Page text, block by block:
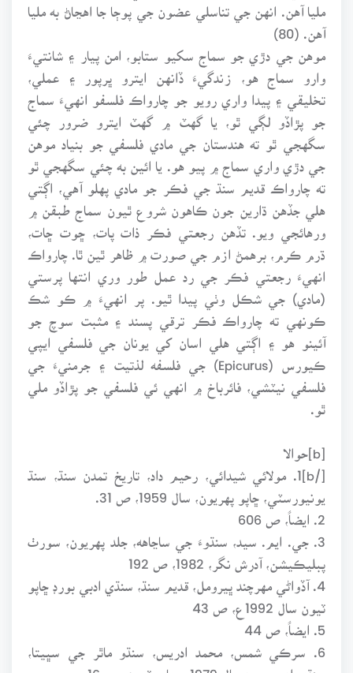
مليا آهن. انهن جي تناسلي عضون جي پوڄا جا اهڃاڻ به مليا
آهن. (80)
موهن جي دڙي جو سماج سکيو ستابو، امن پيار ۽ شانتيءَ
وارو سماج هو، زندگيءَ ڏانهن ايترو ڀرپور ۽ عملي،
تخليقي ۽ پيدا واري رويو جو چارواڪ فلسفو انهيءَ سماج
جو پڙاڏو لڳي ٿو، يا گهٽ ۾ گهٽ ايترو ضرور چئي
سگهجي ٿو ته هندستان جي مادي فلسفي جو بنياد موهن
جي دڙي واري سماج ۾ پيو هو. يا ائين به چئي سگهجي ٿو
ته چارواڪ قديم سنڌ جي فڪر جو مادي پهلو آهي، اڳتي
هلي جڏهن ڌارين جون ڪاهون شروع ٿيون سماج طبقن ۾
ورهائجي ويو. تڏهن رجعتي فڪر ذات پات، ڇوت ڇات،
ڌرم ڪرم، برهمڻ ازم جي صورت ۾ ظاهر ٿين ٿا. چارواڪ
انهيءَ رجعتي فڪر جي رد عمل طور وري انتها پرستي
(مادي) جي شڪل وٺي پيدا ٿيو. پر انهيءَ ۾ ڪو شڪ
ڪونهي ته چارواڪ فڪر ترقي پسند ۽ مثبت سوچ جو
آئينو هو ۽ اڳتي هلي اسان کي يونان جي فلسفي ايپي
ڪيورس (Epicurus) جي فلسفه لذتيت ۽ جرمنيءَ جي
فلسفي نيٽشي، فائرباخ ۾ انهي ئي فلسفي جو پڙاڏو ملي
[b]حوالا
[/b]1. مولائي شيدائي، رحيم داد، تاريخ تمدن سنڌ، سنڌ
يونيورسٽي، ڇاپو پهريون، سال 1959، ص 31.
3. جي. ايم. سيد، سنڌوءَ جي ساڃاهه، جلد پهريون، سورٺ
پبليڪيشن، آدرش نگر، 1982، ص 192
4. آڏواڻي مهرچند ڀيرومل، قديم سنڌ، سنڌي ادبي بورڊ ڇاپو
ٽيون سال 1992ع، ص 43
6. سرڪي شمس، محمد ادريس، سنڌو ماٿر جي سڀيتا،
سنڌي ادبي بورڊ سال 1979ع ڇاپو ٽيون، ص 16